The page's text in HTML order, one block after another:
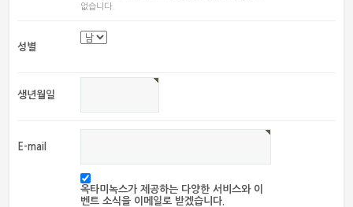
없습니다.
성별
생년월일
E-mail
옥타미녹스가 제공하는 다양한 서비스와 이
벤트 소식을 이메일로 받겠습니다.